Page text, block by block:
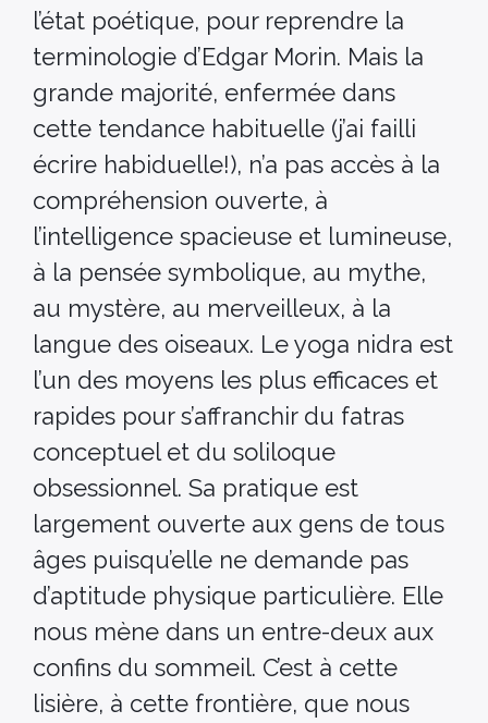
l’état poétique, pour reprendre la
terminologie d’Edgar Morin. Mais la
grande majorité, enfermée dans
cette tendance habituelle (j’ai failli
écrire habiduelle!), n’a pas accès à la
compréhension ouverte, à
l’intelligence spacieuse et lumineuse,
à la pensée symbolique, au mythe,
au mystère, au merveilleux, à la
langue des oiseaux. Le yoga nidra est
l’un des moyens les plus efficaces et
rapides pour s’affranchir du fatras
conceptuel et du soliloque
obsessionnel. Sa pratique est
largement ouverte aux gens de tous
âges puisqu’elle ne demande pas
d’aptitude physique particulière. Elle
nous mène dans un entre-deux aux
confins du sommeil. C’est à cette
lisière, à cette frontière, que nous